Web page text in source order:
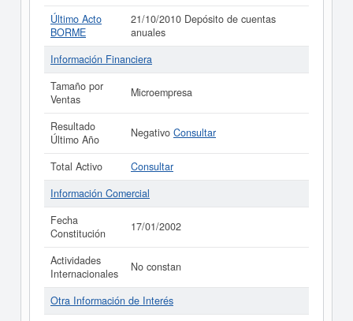
Último Acto
BORME
21/10/2010 Depósito de cuentas
anuales
Información Financiera
Tamaño por
Ventas
Microempresa
Resultado
Último Año
Negativo Consultar
Total Activo
Consultar
Información Comercial
Fecha
Constitución
17/01/2002
Actividades
Internacionales
No constan
Otra Información de Interés